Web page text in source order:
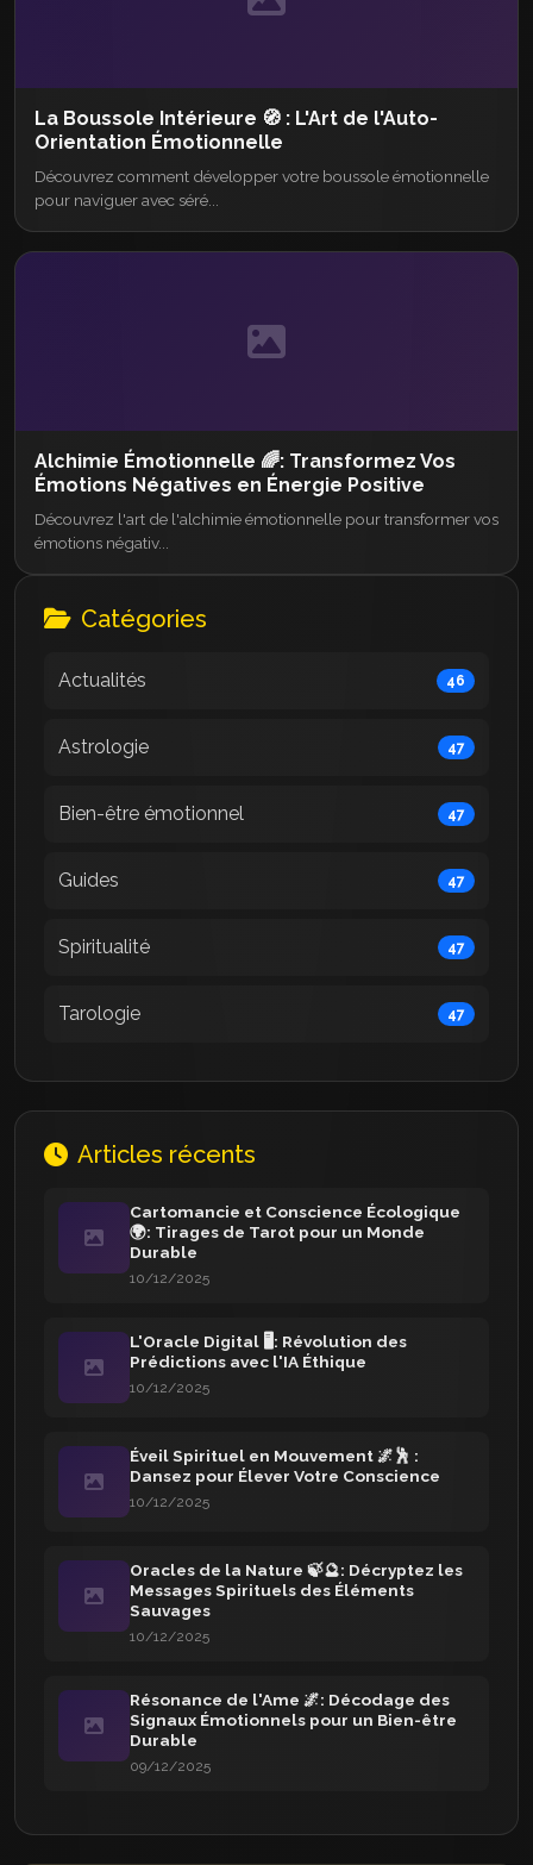
La Boussole Intérieure 🧭 : L'Art de l'Auto-
Orientation Émotionnelle
Découvrez comment développer votre boussole émotionnelle
pour naviguer avec séré...
Alchimie Émotionnelle 🌈: Transformez Vos
Émotions Négatives en Énergie Positive
Découvrez l'art de l'alchimie émotionnelle pour transformer vos
émotions négativ...
Catégories
Actualités 46
Astrologie 47
Bien-être émotionnel 47
Guides 47
Spiritualité 47
Tarologie 47
Articles récents
Cartomancie et Conscience Écologique
🌍: Tirages de Tarot pour un Monde
Durable
10/12/2025
L'Oracle Digital 🖥️: Révolution des
Prédictions avec l'IA Éthique
10/12/2025
Éveil Spirituel en Mouvement 🌌🕺 :
Dansez pour Élever Votre Conscience
10/12/2025
Oracles de la Nature 🍃🔮: Décryptez les
Messages Spirituels des Éléments
Sauvages
10/12/2025
Résonance de l'Ame 🌌: Décodage des
Signaux Émotionnels pour un Bien-être
Durable
09/12/2025